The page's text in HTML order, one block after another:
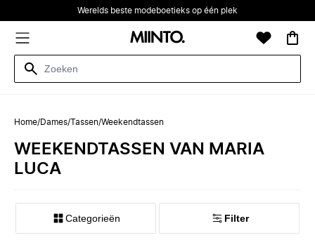
Werelds beste modeboetieks op één plek
Home/Dames/Tassen/Weekendtassen
WEEKENDTASSEN VAN MARIA
LUCA
Categorieën Filter